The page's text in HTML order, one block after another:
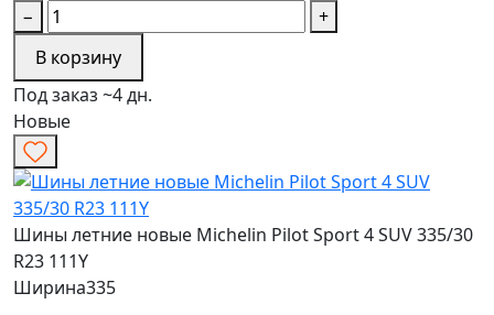
−
+
В корзину
Под заказ ~4 дн.
Новые
Шины летние новые Michelin Pilot Sport 4 SUV 335/30
R23 111Y
Ширина335